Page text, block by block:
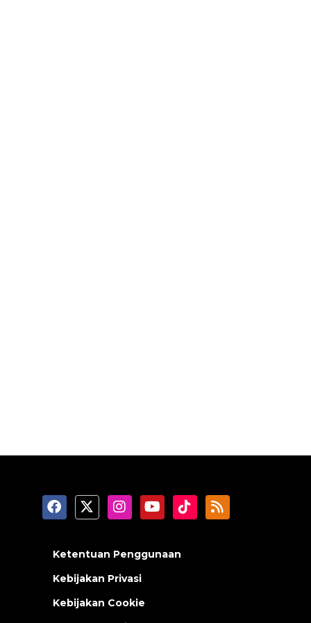
Ketentuan Penggunaan
Kebijakan Privasi
Kebijakan Cookie